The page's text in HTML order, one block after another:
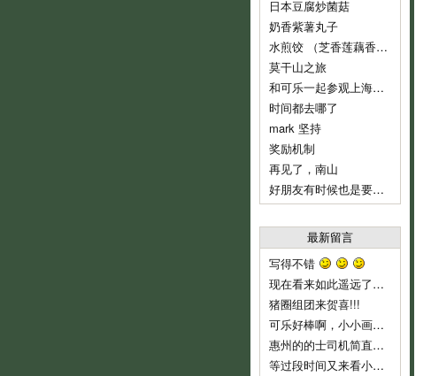
日本豆腐炒菌菇
奶香紫薯丸子
水煎饺 （芝香莲藕香菇肉饺）
莫干山之旅
和可乐一起参观上海鲁迅纪念馆
时间都去哪了
mark 坚持
奖励机制
再见了，南山
好朋友有时候也是要分开的
最新留言
写得不错
现在看来如此遥远了……
猪圈组团来贺喜!!!
可乐好棒啊，小小画家！
惠州的的士司机简直就是人渣...服务态度不好..个人素质差..喜欢兜远路,花钱做他们的的士..他们反而是老大,还说争创文明城市,有
等过段时间又来看小可乐